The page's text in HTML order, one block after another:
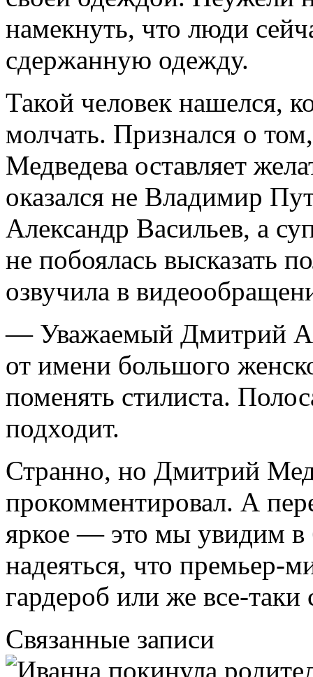
намекнуть, что люди
сдержанную одежду.
Такой человек нашелся,
молчать. Признался о
Медведева оставляет
оказался не Владимир
Александр Васильев, а
не побоялась высказать
озвучила в
— Уважаемый Дмитрий
от имени большого
поменять стилиста.
подходит.
Странно, но Дмитрий
прокомментировал. А
яркое — это мы увидим
надеяться, что премьер-
гардероб или же все-таки
Связанные записи